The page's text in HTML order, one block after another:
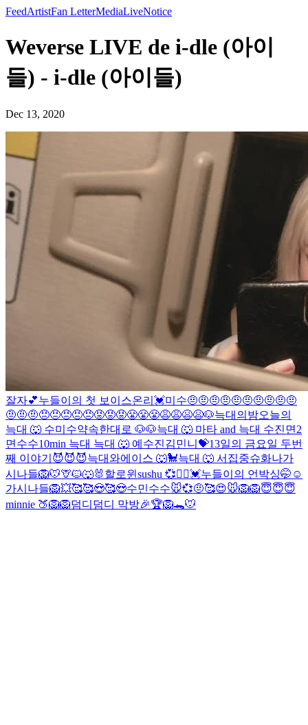
FeedArtistFan LetterMediaLiveNotice
Weverse LIVE de i-dle (아이
들) - i-dle (아이들)
Dec 13, 2020
잘자💕누들이의 첫 보이스온리💓미수🤨🤨🤨🤨🤨🤨🤨🤨🤨🤨
🤨🤨🤨😠😠😠😠😠😡😡😡😤😤😤😩😩😫😫🐶늑대의밤오늘의
늑대 🐺 수미수약속한대로 🐶🐶늑대 🐺 마타 and 늑대 수진 면2
면 수수10min 늑대 늑대 🐺 예 수진김민니💝13일의 금요일 두번
째 이야기😈😈😈늑대와에이스 🐺🐩늑대 🐺 서집중슈화나가
시나들🦁🐭🦒🐱🐺🐰할로윈 sushu 💞👯‍♀️💓누들이의 언박싱🤭☺
가시나들🦁💥🥰🥰😍🥰😍수민수수🐭💞🤨🥰😍🐭🦁🦁😇😇😇
minnie 🍑🦁🦁덤디덤디 막방🎉🏆🦁🐊🐭